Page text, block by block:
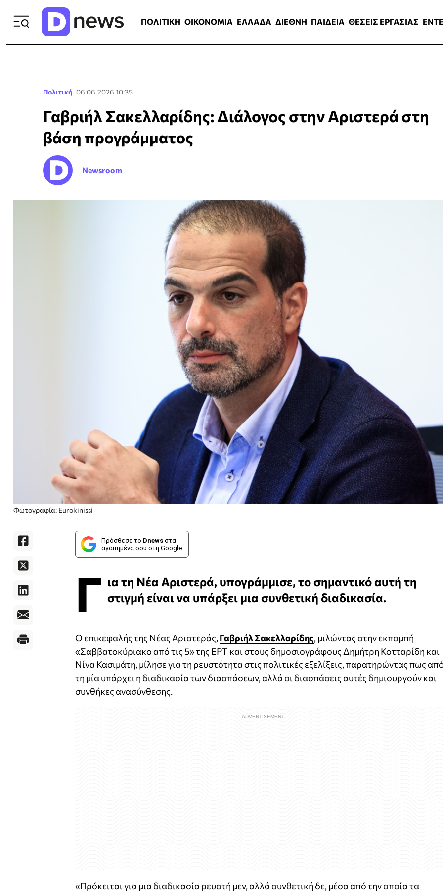
ΠΟΛΙΤΙΚΗ ΟΙΚΟΝΟΜΙΑ ΕΛΛΑΔΑ ΔΙΕΘΝΗ ΠΑΙΔΕΙΑ ΘΕΣΕΙΣ ΕΡΓΑΣΙΑΣ
Πολιτική 06.06.2026 10:35
Γαβριήλ Σακελλαρίδης: Διάλογος στην Αριστερά στη
βάση προγράμματος
Newsroom
Φωτογραφία: Eurokinissi
Πρόσθεσε το Dnews στα
αγαπημένα σου στη Google
Γ ια τη Νέα Αριστερά, υπογράμμισε, το σημαντικό αυτή τη
στιγμή είναι να υπάρξει μια συνθετική διαδικασία.
Ο επικεφαλής της Νέας Αριστεράς, Γαβριήλ Σακελλαρίδης, μιλώντας στην εκπομπή
«Σαββατοκύριακο από τις 5» της ΕΡΤ και στους δημοσιογράφους Δημήτρη Κοτταρίδη και
Νίνα Κασιμάτη, μίλησε για τη ρευστότητα στις πολιτικές εξελίξεις, παρατηρώντας πως
τη μία υπάρχει η διαδικασία των διασπάσεων, αλλά οι διασπάσεις αυτές δημιουργούν και
συνθήκες ανασύνθεσης.
«Πρόκειται για μια διαδικασία ρευστή μεν, αλλά συνθετική δε, μέσα από την οποία τα